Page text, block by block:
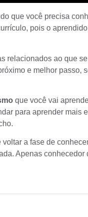
que você precisa
pois o
relacionados ao que
e melhor passo,
que você vai
para aprender mais
a fase de
Apenas conhecedor